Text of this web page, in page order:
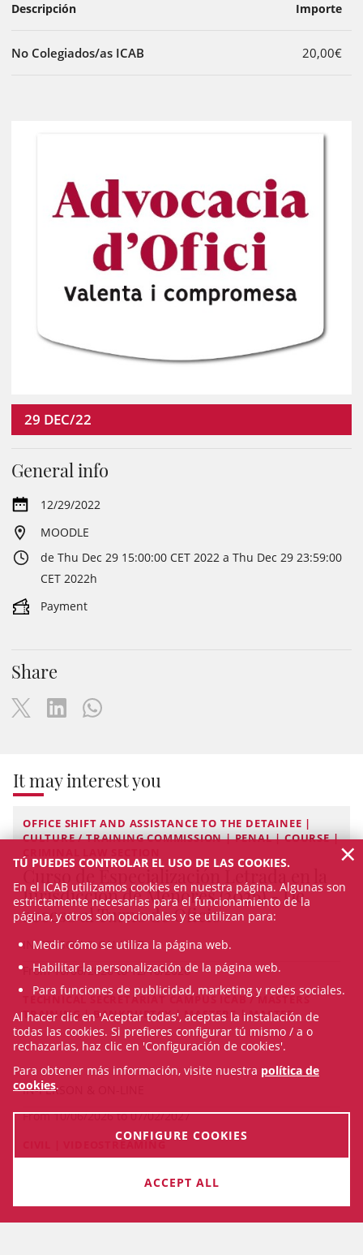
Descripción Importe
No Colegiados/as ICAB 20,00€
29 DEC/22
General info
12/29/2022
MOODLE
de Thu Dec 29 15:00:00 CET 2022 a Thu Dec 29 23:59:00
CET 2022h
Payment
Share
It may interest you
OFFICE SHIFT AND ASSISTANCE TO THE DETAINEE |
CULTURE / TRAINING COMMISSION | PENAL | COURSE |
Jurisdicción de Menores (2026) - De
acceso al Turno de Oficio
IN-PERSON & ON-LINE
From 10/06/2026 to 12/10/2026
TECHNICAL SECRETARIAT CAMPUS ICAB / MASTERS
TRAINING | BANKRUPTCY | MASTERS | MASTER
IN-PERSON & ON-LINE
From 10/06/2026 to 07/02/2027
CIVIL | VIDEOSTREAMING
Derecho Inmobiliario 2026
TÚ PUEDES CONTROLAR EL USO DE LAS COOKIES.
En el ICAB utilizamos cookies en nuestra página. Algunas son
estrictamente necesarias para el funcionamiento de la
página, y otros son opcionales y se utilizan para:
Medir cómo se utiliza la página web.
Habilitar la personalización de la página web.
Para funciones de publicidad, marketing y redes sociales.
Al hacer clic en 'Aceptar todas', aceptas la instalación de
todas las cookies. Si prefieres configurar tú mismo / a o
rechazarlas, haz clic en 'Configuración de cookies'.
Para obtener más información, visite nuestra política de
cookies.
CONFIGURE COOKIES
ACCEPT ALL
×